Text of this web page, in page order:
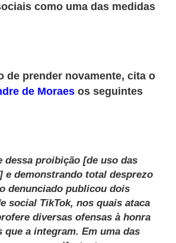
como uma das medidas
de prender novamente, cita o
de Moraes os seguintes
dessa proibição [de uso das
e demonstrando total desprezo
denunciado publicou dois
social TikTok, nos quais ataca
diversas ofensas à honra
a integram. Em uma das